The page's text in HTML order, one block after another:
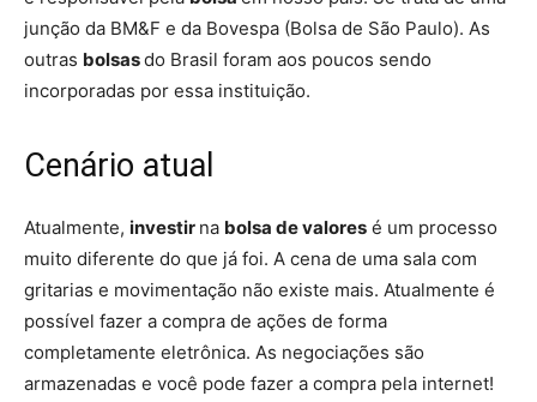
junção da BM&F e da Bovespa (Bolsa de São Paulo). As
outras bolsasdo Brasil foram aos poucos sendo
incorporadas por essa instituição.
Cenário atual
Atualmente, investir na bolsa de valores é um processo
muito diferente do que já foi. A cena de uma sala com
gritarias e movimentação não existe mais. Atualmente é
possível fazer a compra de ações de forma
completamente eletrônica. As negociações são
armazenadas e você pode fazer a compra pela internet!